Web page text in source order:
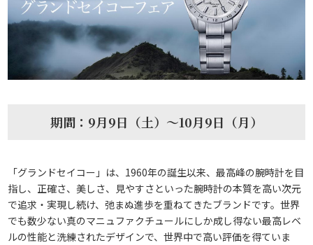
期間：9月9日（土）～10月9日（月）
「グランドセイコー」は、1960年の誕生以来、最高峰の腕時計を目
指し、正確さ、美しさ、見やすさといった腕時計の本質を高い次元
で追求・実現し続け、弛まぬ進歩を重ねてきたブランドです。世界
でも数少ない真のマニュファクチュールにしか成し得ない最高レベ
ルの性能と洗練されたデザインで、世界中で高い評価を得ていま